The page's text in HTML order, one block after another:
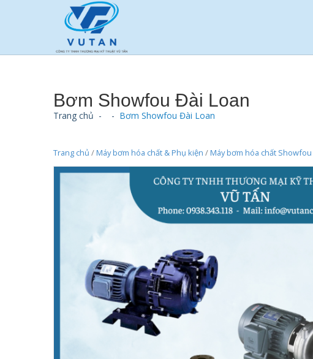
Bơm Showfou Đài Loan
Trang chủ - - Bơm Showfou Đài Loan
Trang chủ /Máy bơm hóa chất & Phụ kiện /Máy bơm hóa chất Showfou